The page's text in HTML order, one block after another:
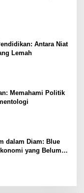
Antara Niat
Lemah
Memahami Politik
dalam Diam: Blue
yang Belum